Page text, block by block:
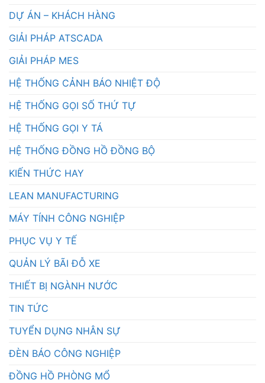
DỰ ÁN – KHÁCH HÀNG
GIẢI PHÁP ATSCADA
GIẢI PHÁP MES
HỆ THỐNG CẢNH BÁO NHIỆT ĐỘ
HỆ THỐNG GỌI SỐ THỨ TỰ
HỆ THỐNG GỌI Y TÁ
HỆ THỐNG ĐỒNG HỒ ĐỒNG BỘ
KIẾN THỨC HAY
LEAN MANUFACTURING
MÁY TÍNH CÔNG NGHIỆP
PHỤC VỤ Y TẾ
QUẢN LÝ BÃI ĐỖ XE
THIẾT BỊ NGÀNH NƯỚC
TIN TỨC
TUYỂN DỤNG NHÂN SỰ
ĐÈN BÁO CÔNG NGHIỆP
ĐỒNG HỒ PHÒNG MỔ